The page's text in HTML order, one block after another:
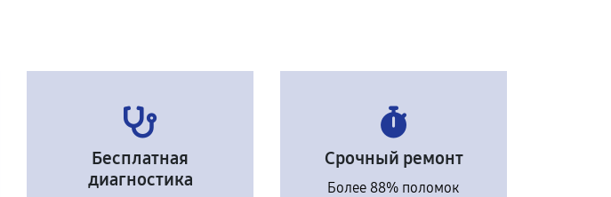
Бесплатная
диагностика
Срочный ремонт
Более 88% поломок